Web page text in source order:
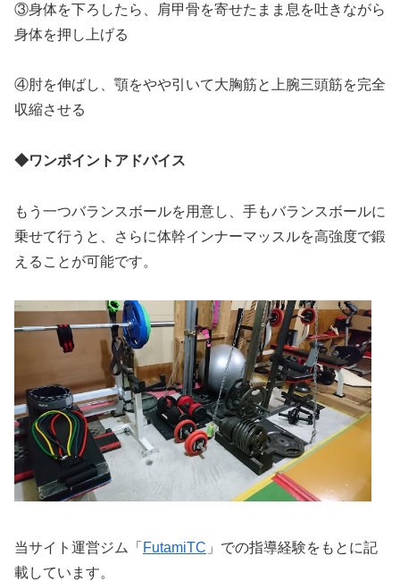
③身体を下ろしたら、肩甲骨を寄せたまま息を吐きながら
身体を押し上げる
④肘を伸ばし、顎をやや引いて大胸筋と上腕三頭筋を完全
収縮させる
◆ワンポイントアドバイス
もう一つバランスボールを用意し、手もバランスボールに
乗せて行うと、さらに体幹インナーマッスルを高強度で鍛
えることが可能です。
当サイト運営ジム「 FutamiTC 」での指導経験をもとに記
載しています。